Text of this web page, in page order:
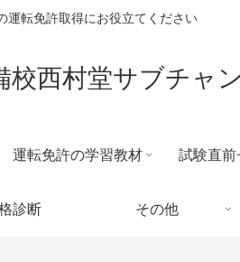
運転免許取得にお役立てください
校西村堂サブチャ
運転免許の学習教材 試験直前
診断 その他